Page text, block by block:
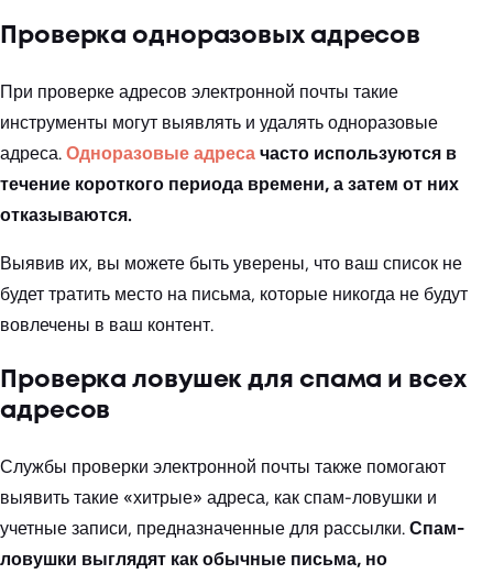
Проверка одноразовых адресов
При проверке адресов электронной почты такие
инструменты могут выявлять и удалять одноразовые
адреса. Одноразовые адреса часто используются в
течение короткого периода времени, а затем от них
отказываются.
Выявив их, вы можете быть уверены, что ваш список не
будет тратить место на письма, которые никогда не будут
вовлечены в ваш контент.
Проверка ловушек для спама и всех
адресов
Службы проверки электронной почты также помогают
выявить такие «хитрые» адреса, как спам-ловушки и
учетные записи, предназначенные для рассылки. Спам-
ловушки выглядят как обычные письма, но